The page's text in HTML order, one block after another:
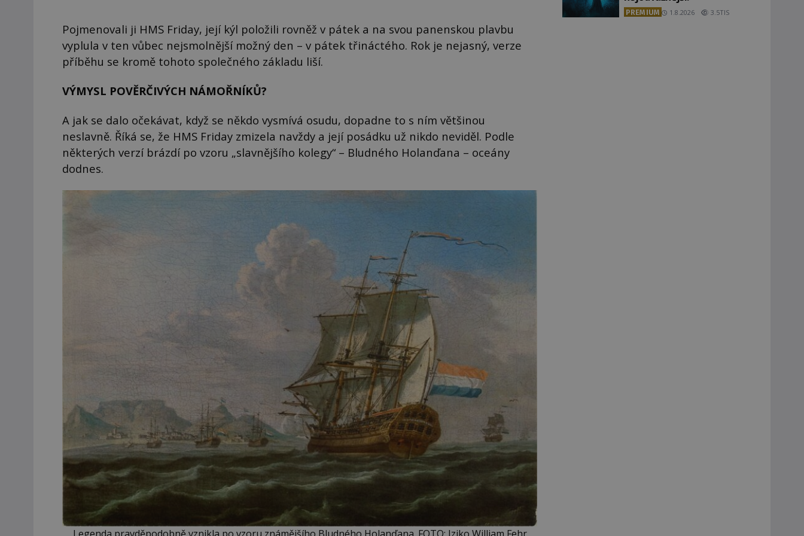
Pojmenovali ji HMS Friday, její kýl položili rovněž v pátek a na svou panenskou plavbu
vyplula v ten vůbec nejsmolnější možný den – v pátek třináctého. Rok je nejasný, verze
příběhu se kromě tohoto společného základu liší.
VÝMYSL POVĚRČIVÝCH NÁMOŘNÍKŮ?
A jak se dalo očekávat, když se někdo vysmívá osudu, dopadne to s ním většinou
neslavně. Říká se, že HMS Friday zmizela navždy a její posádku už nikdo neviděl. Podle
některých verzí brázdí po vzoru „slavnějšího kolegy“ – Bludného Holanďana – oceány
dodnes.
PREMIUM 1.8.2026 3.5TIS